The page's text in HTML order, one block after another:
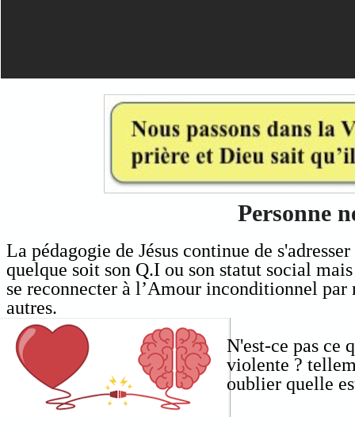
La pédagogie de Jésus continue de
quelque soit son Q.I ou son statut social
se reconnecter à l’Amour inconditionnel
autres.
N'est-ce pas ce
violente ?
oublier quelle
Personne